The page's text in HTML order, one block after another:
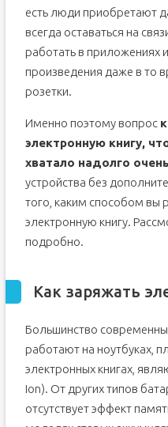
есть люди приобретают
всегда оставаться на
работать в приложениях
произведения даже в то
розетки.
Именно поэтому вопрос
электронную книгу,
хватало надолго
устройства без
того, каким способом вы
электронную книгу.
подробно.
Как заряжать
Большинство
работают на ноутбуках,
электронных книгах,
Ion). От других типов
отсутствует эффект